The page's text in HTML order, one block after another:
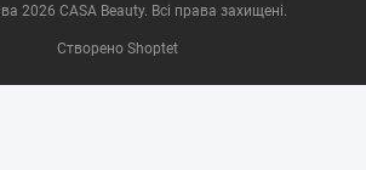
Створено Shoptet
2026 CASA Beauty. Всі права захищені.